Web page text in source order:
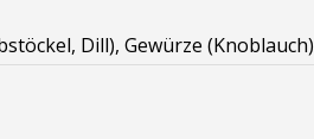
Dill), Gewürze (Knoblauch)